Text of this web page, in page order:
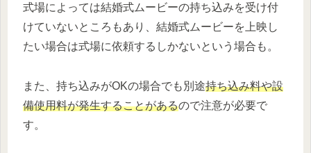
式場によっては結婚式ムービーの持ち込みを受け付
けていないところもあり、結婚式ムービーを上映し
たい場合は式場に依頼するしかないという場合も。
また、持ち込みがOKの場合でも別途持ち込み料や設
備使用料が発生することがあるので注意が必要で
す。